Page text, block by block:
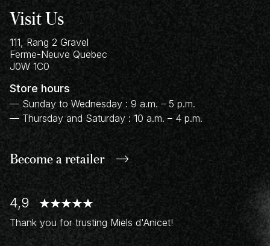
Visit Us
111, Rang 2 Gravel
Ferme-Neuve Quebec
J0W 1C0
Store hours
— Sunday to Wednesday : 9 a.m. – 5 p.m.
— Thursday and Saturday : 10 a.m. – 4 p.m.
Become a retailer
4,9
Thank you for trusting Miels d'Anicet!